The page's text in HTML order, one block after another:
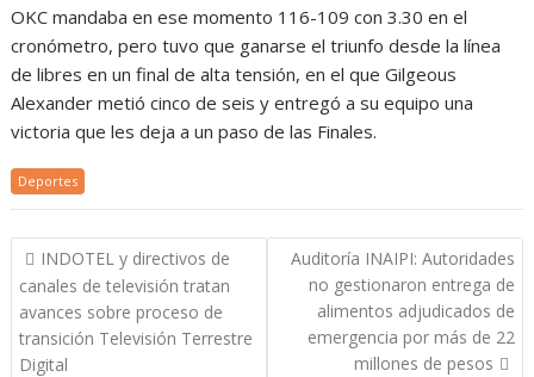
OKC mandaba en ese momento 116-109 con 3.30 en el
cronómetro, pero tuvo que ganarse el triunfo desde la línea
de libres en un final de alta tensión, en el que Gilgeous
Alexander metió cinco de seis y entregó a su equipo una
victoria que les deja a un paso de las Finales.
Deportes
Navegación
de
entradas
INDOTEL y directivos de
canales de televisión tratan
avances sobre proceso de
transición Televisión Terrestre
Digital
Auditoría INAIPI: Autoridades
no gestionaron entrega de
alimentos adjudicados de
emergencia por más de 22
millones de pesos